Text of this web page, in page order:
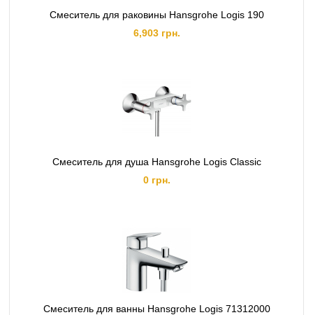
Смеситель для раковины Hansgrohe Logis 190
6,903 грн.
Смеситель для душа Hansgrohe Logis Classic
0 грн.
Смеситель для ванны Hansgrohe Logis 71312000